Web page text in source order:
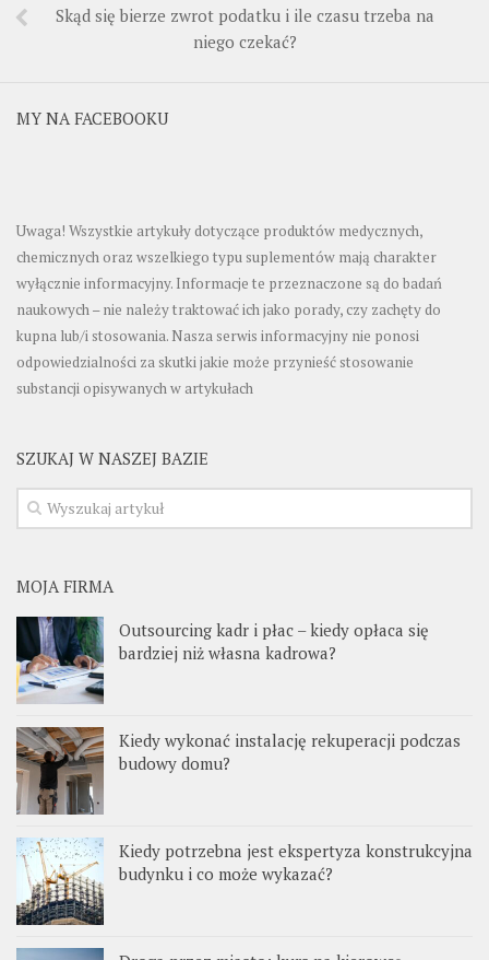
Skąd się bierze zwrot podatku i ile czasu trzeba na
niego czekać?
MY NA FACEBOOKU
Uwaga! Wszystkie artykuły dotyczące produktów medycznych,
chemicznych oraz wszelkiego typu suplementów mają charakter
wyłącznie informacyjny. Informacje te przeznaczone są do badań
naukowych – nie należy traktować ich jako porady, czy zachęty do
kupna lub/i stosowania. Nasza serwis informacyjny nie ponosi
odpowiedzialności za skutki jakie może przynieść stosowanie
substancji opisywanych w artykułach
SZUKAJ W NASZEJ BAZIE
MOJA FIRMA
Outsourcing kadr i płac – kiedy opłaca się
bardziej niż własna kadrowa?
Kiedy wykonać instalację rekuperacji podczas
budowy domu?
Kiedy potrzebna jest ekspertyza konstrukcyjna
budynku i co może wykazać?